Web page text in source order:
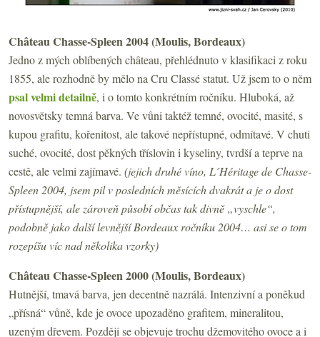
Château Chasse-Spleen 2004 (Moulis, Bordeaux)
Jedno z mých oblíbených château, přehlédnuto v klasifikaci z roku
1855, ale rozhodně by mělo na Cru Classé statut. Už jsem to o něm
psal velmi detailně, i o tomto konkrétním ročníku. Hluboká, až
novosvětsky temná barva. Ve vůni taktéž temné, ovocité, masité, s
kupou grafitu, kořenitost, ale takové nepřístupné, odmítavé. V chuti
suché, ovocité, dost pěkných tříslovin i kyseliny, tvrdší a teprve na
cestě, ale velmi zajímavé. (jejich druhé víno, L´Héritage de Chasse-
Spleen 2004, jsem pil v posledních měsících dvakrát a je o dost
přístupnější, ale zároveň působí občas tak divně „vyschle“,
podobně jako další levnější Bordeaux ročníku 2004… asi se o tom
rozepíšu víc nad několika vzorky)
Château Chasse-Spleen 2000 (Moulis, Bordeaux)
Hutnější, tmavá barva, jen decentně nazrálá. Intenzivní a poněkud
„přísná“ vůně, kde je ovoce upozaděno grafitem, mineralitou,
uzeným dřevem. Později se objevuje trochu džemovitého ovoce a i